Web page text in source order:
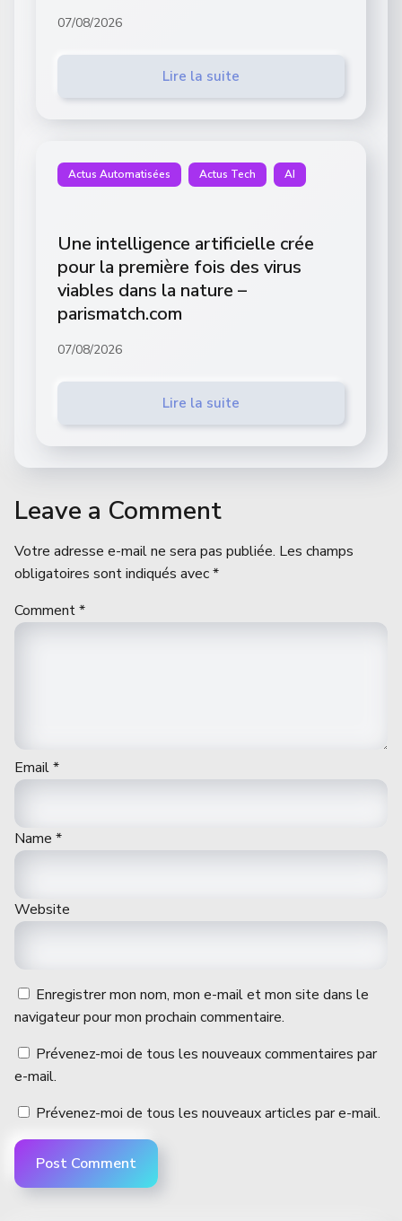
07/08/2026
Lire la suite
Actus Automatisées Actus Tech AI
Une intelligence artificielle crée
pour la première fois des virus
viables dans la nature –
parismatch.com
07/08/2026
Lire la suite
Leave a Comment
Votre adresse e-mail ne sera pas publiée. Les champs
obligatoires sont indiqués avec*
Comment*
Email*
Name *
Website
Enregistrer mon nom, mon e-mail et mon site dans le
navigateur pour mon prochain commentaire.
Prévenez-moi de tous les nouveaux commentaires par
e-mail.
Prévenez-moi de tous les nouveaux articles par e-mail.